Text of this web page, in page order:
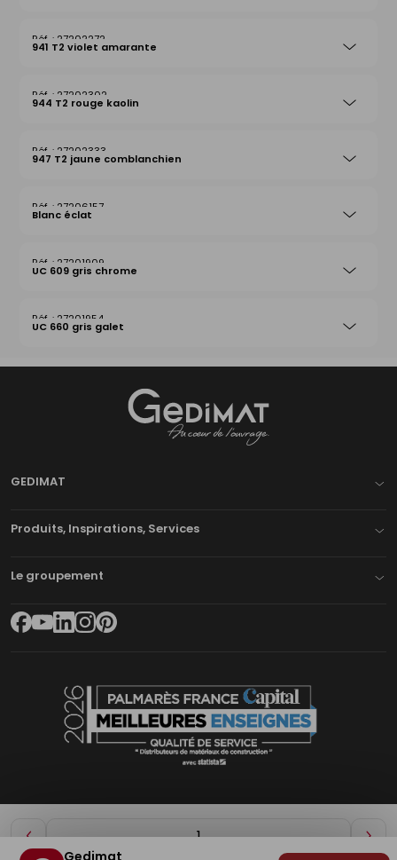
Diminuer
27202272
941 T2 violet amarante
27202302
944 T2 rouge kaolin
27202333
947 T2 jaune comblanchien
27206157
Blanc éclat
27201909
UC 609 gris chrome
27201954
UC 660 gris galet
GEDIMAT
Produits, Inspirations, Services
Le groupement
Gedimat